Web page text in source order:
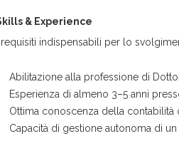
& Experience
I requisiti indispensabili per lo
Abilitazione alla professione di
Esperienza di almeno 3–5 anni
Ottima conoscenza della contabilità
Capacità di gestione autonoma di